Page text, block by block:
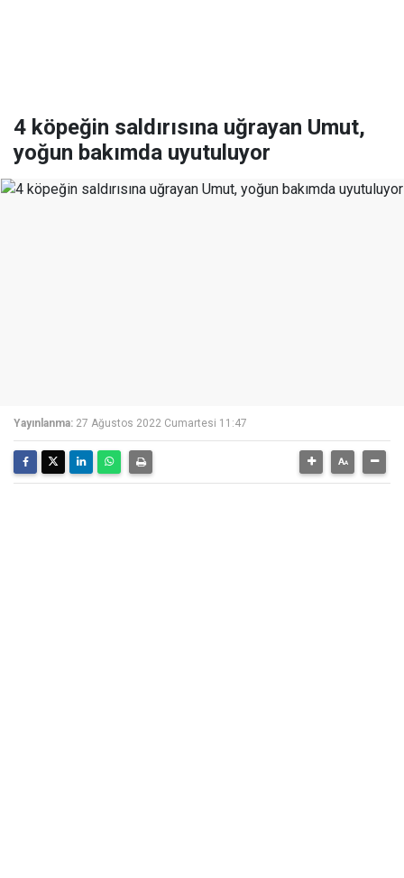
4 köpeğin saldırısına uğrayan Umut,
yoğun bakımda uyutuluyor
Yayınlanma: 27 Ağustos 2022 Cumartesi 11:47